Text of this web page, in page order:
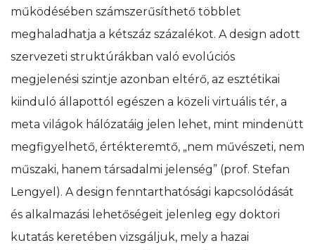
működésében számszerűsíthető többlet
meghaladhatja a kétszáz százalékot. A design adott
szervezeti struktúrákban való evolúciós
megjelenési szintje azonban eltérő, az esztétikai
kiinduló állapottól egészen a közeli virtuális tér, a
meta világok hálózatáig jelen lehet, mint mindenütt
megfigyelhető, értékteremtő, „nem művészeti, nem
műszaki, hanem társadalmi jelenség” (prof. Stefan
Lengyel). A design fenntarthatósági kapcsolódását
és alkalmazási lehetőségeit jelenleg egy doktori
kutatás keretében vizsgáljuk, mely a hazai